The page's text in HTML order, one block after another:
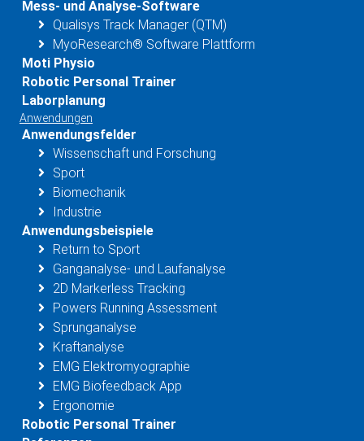
Mess- und Analyse-Software
Qualisys Track Manager (QTM)
MyoResearch® Software Plattform
Moti Physio
Robotic Personal Trainer
Laborplanung
Anwendungen
Anwendungsfelder
Wissenschaft und Forschung
Sport
Biomechanik
Industrie
Anwendungsbeispiele
Return to Sport
Ganganalyse- und Laufanalyse
2D Markerless Tracking
Powers Running Assessment
Sprunganalyse
Kraftanalyse
EMG Elektromyographie
EMG Biofeedback App
Ergonomie
Robotic Personal Trainer